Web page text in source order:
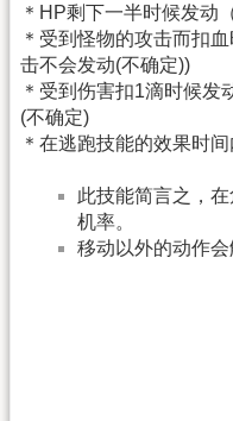
＊HP剩下一半时候发动
＊受到怪物的攻击而扣
击不会发动(不确定))
＊受到伤害扣1滴时候发
(不确定)
＊在逃跑技能的效果时
此技能简言之，
机率。
移动以外的动作会